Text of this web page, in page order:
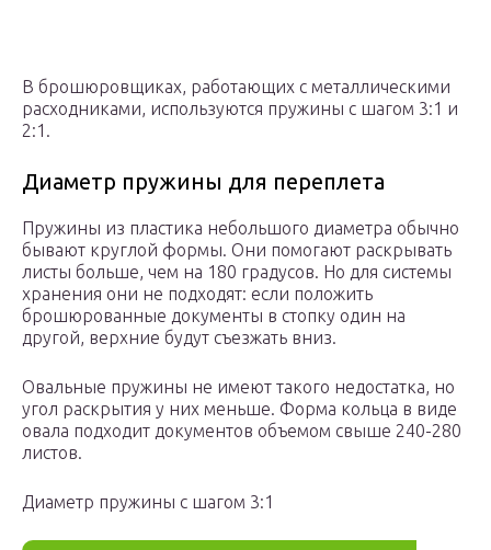
В брошюровщиках, работающих с металлическими
расходниками, используются пружины с шагом 3:1 и
2:1.
Диаметр пружины для переплета
Пружины из пластика небольшого диаметра обычно
бывают круглой формы. Они помогают раскрывать
листы больше, чем на 180 градусов. Но для системы
хранения они не подходят: если положить
брошюрованные документы в стопку один на
другой, верхние будут съезжать вниз.
Овальные пружины не имеют такого недостатка, но
угол раскрытия у них меньше. Форма кольца в виде
овала подходит документов объемом свыше 240-280
листов.
Диаметр пружины с шагом 3:1